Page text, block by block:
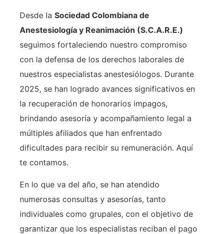
Desde la Sociedad Colombiana de
Anestesiología y Reanimación (S.C.A.R.E.)
seguimos fortaleciendo nuestro compromiso
con la defensa de los derechos laborales de
nuestros especialistas anestesiólogos. Durante
2025, se han logrado avances significativos en
la recuperación de honorarios impagos,
brindando asesoría y acompañamiento legal a
múltiples afiliados que han enfrentado
dificultades para recibir su remuneración. Aquí
te contamos.
En lo que va del año, se han atendido
numerosas consultas y asesorías, tanto
individuales como grupales, con el objetivo de
garantizar que los especialistas reciban el pago